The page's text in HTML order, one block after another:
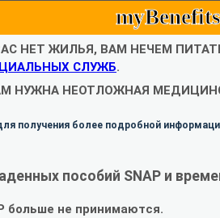
НЕТ ЖИЛЬЯ, ВАМ НЕЧЕМ
СЛУЖБ.
НУЖНА НЕОТЛОЖНАЯ
получения более подробной
пособий SNAP и
больше не принимаются.